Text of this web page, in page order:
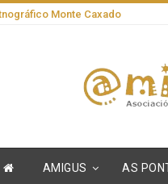
Monte Caxado
AMIGUS AS